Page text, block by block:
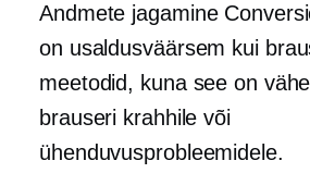
Andmete jagamine
on usaldusväärsem kui
meetodid, kuna see on
brauseri krahhile või
ühenduvusprobleemidele.